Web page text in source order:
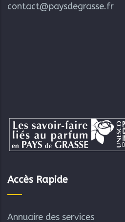
contact@paysdegrasse.fr
Accès Rapide
Annuaire des services